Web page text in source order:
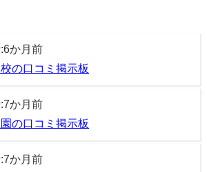
6か月前
の口コミ掲示板
7か月前
の口コミ掲示板
7か月前